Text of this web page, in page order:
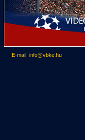
E-mail: info@vbke.hu